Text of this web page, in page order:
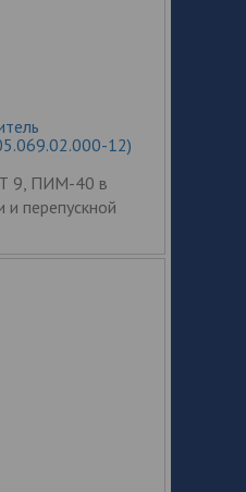
12)
9, ПИМ-40 в
и перепускной